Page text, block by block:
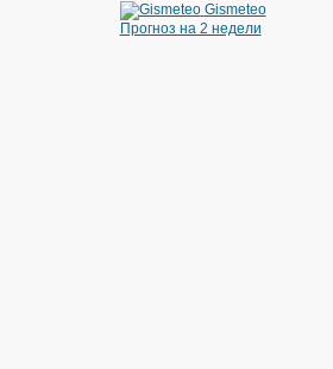
Gismeteo
Прогноз на 2 недели